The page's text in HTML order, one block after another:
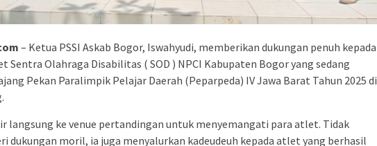
– Ketua PSSI Askab Bogor, Iswahyudi, memberikan dukungan penuh kepada
Sentra Olahraga Disabilitas ( SOD ) NPCI Kabupaten Bogor yang sedang
Pekan Paralimpik Pelajar Daerah (Peparpeda) IV Jawa Barat Tahun 2025 di
langsung ke venue pertandingan untuk menyemangati para atlet. Tidak
dukungan moril, ia juga menyalurkan kadeudeuh kepada atlet yang berhasil